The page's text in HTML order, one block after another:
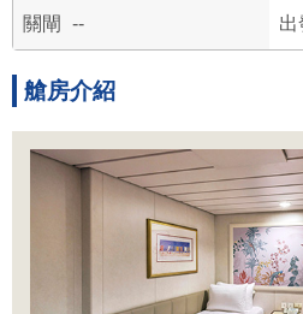
--
艙房介紹